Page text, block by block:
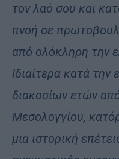
τον λαό σου και
πνοή σε
από ολόκληρη την
Ιδιαίτερα κατά
διακοσίων ετών
Μεσολογγίου,
μια ιστορική